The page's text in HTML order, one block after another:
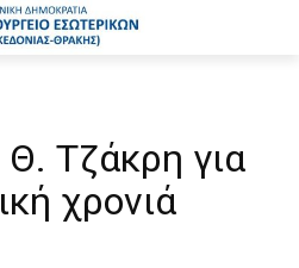
Τζάκρη για
χρονιά